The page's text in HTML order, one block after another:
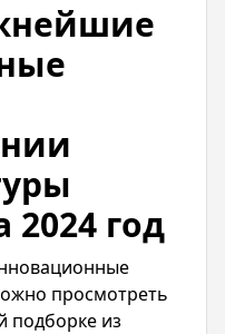
2024 год
просмотреть
подборке из